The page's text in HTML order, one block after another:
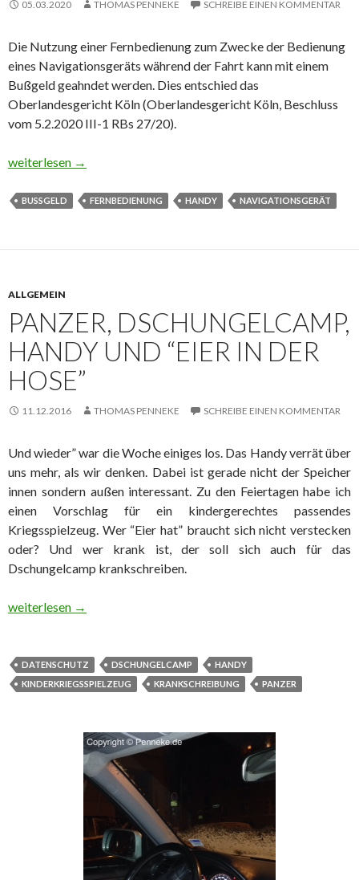
05.03.2020 THOMAS PENNEKE SCHREIBE EINEN KOMMENTAR
Die Nutzung einer Fernbedienung zum Zwecke der Bedienung
eines Navigationsgeräts während der Fahrt kann mit einem
Bußgeld geahndet werden. Dies entschied das
Oberlandesgericht Köln (Oberlandesgericht Köln, Beschluss
vom 5.2.2020 III-1 RBs 27/20).
Bußgeld wegen Nutzung einer Fernbedienung im Auto
weiterlesen →
BUSSGELD FERNBEDIENUNG HANDY NAVIGATIONSGERÄT
ALLGEMEIN
PANZER, DSCHUNGELCAMP,
HANDY UND “EIER IN DER
HOSE”
11.12.2016 THOMAS PENNEKE SCHREIBE EINEN KOMMENTAR
Und wieder” war die Woche einiges los. Das Handy verrät über
uns mehr, als wir denken. Dabei ist gerade nicht der Speicher
innen sondern außen interessant. Zu den Feiertagen habe ich
einen Vorschlag für ein kindergerechtes passendes
Kriegsspielzeug. Wer “Eier hat” braucht sich nicht verstecken
oder? Und wer krank ist, der soll sich auch für das
Dschungelcamp krankschreiben.
Panzer, Dschungelcamp, Handy und “Eier in der Hose”
weiterlesen →
DATENSCHUTZ DSCHUNGELCAMP
HANDY
KINDERKRIEGSSPIELZEUG
KRANKSCHREIBUNG PANZER